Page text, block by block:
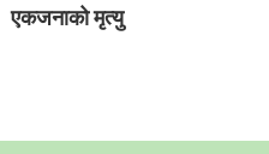
एकजनाको मृत्यु